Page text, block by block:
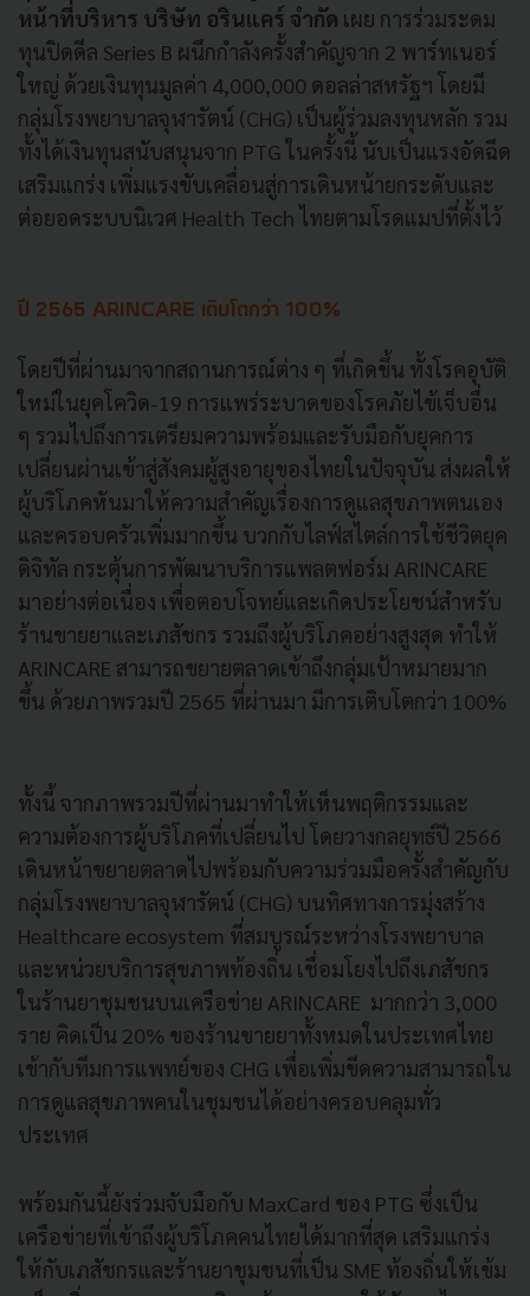
หน้าที่บริหาร บริษัท อรินแคร์ จำกัด เผย การร่วมระดม
ทุนปิดดีล Series B ผนึกกำลังครั้งสำคัญจาก 2 พาร์ทเนอร์
ใหญ่ ด้วยเงินทุนมูลค่า 4,000,000 ดอลล่าสหรัฐฯ โดยมี
กลุ่มโรงพยาบาลจุฬารัตน์ (CHG) เป็นผู้ร่วมลงทุนหลัก รวม
ทั้งได้เงินทุนสนับสนุนจาก PTG ในครั้งนี้ นับเป็นแรงอัดฉีด
เสริมแกร่ง เพิ่มแรงขับเคลื่อนสู่การเดินหน้ายกระดับและ
ต่อยอดระบบนิเวศ Health Tech ไทยตามโรดแมปที่ตั้งไว้
ปี 2565 ARINCARE เติบโตกว่า 100%
โดยปีที่ผ่านมาจากสถานการณ์ต่าง ๆ ที่เกิดขึ้น ทั้งโรคอุบัติ
ใหม่ในยุคโควิด-19 การแพร่ระบาดของโรคภัยไข้เจ็บอื่น
ๆ รวมไปถึงการเตรียมความพร้อมและรับมือกับยุคการ
เปลี่ยนผ่านเข้าสู่สังคมผู้สูงอายุของไทยในปัจจุบัน ส่งผลให้
ผู้บริโภคหันมาให้ความสำคัญเรื่องการดูแลสุขภาพตนเอง
และครอบครัวเพิ่มมากขึ้น บวกกับไลฟ์สไตล์การใช้ชีวิตยุค
ดิจิทัล กระตุ้นการพัฒนาบริการแพลตฟอร์ม ARINCARE
มาอย่างต่อเนื่อง เพื่อตอบโจทย์และเกิดประโยชน์สำหรับ
ร้านขายยาและเภสัชกร รวมถึงผู้บริโภคอย่างสูงสุด ทำให้
ARINCARE สามารถขยายตลาดเข้าถึงกลุ่มเป้าหมายมาก
ขึ้น ด้วยภาพรวมปี 2565 ที่ผ่านมา มีการเติบโตกว่า 100%
ทั้งนี้ จากภาพรวมปีที่ผ่านมาทำให้เห็นพฤติกรรมและ
ความต้องการผู้บริโภคที่เปลี่ยนไป โดยวางกลยุทธ์ปี 2566
เดินหน้าขยายตลาดไปพร้อมกับความร่วมมือครั้งสำคัญกับ
กลุ่มโรงพยาบาลจุฬารัตน์ (CHG) บนทิศทางการมุ่งสร้าง
Healthcare ecosystem ที่สมบูรณ์ระหว่างโรงพยาบาล
และหน่วยบริการสุขภาพท้องถิ่น เชื่อมโยงไปถึงเภสัชกร
ในร้านยาชุมชนบนเครือข่าย ARINCARE มากกว่า 3,000
ราย คิดเป็น 20% ของร้านขายยาทั้งหมดในประเทศไทย
เข้ากับทีมการแพทย์ของ CHG เพื่อเพิ่มขีดความสามารถใน
การดูแลสุขภาพคนในชุมชนได้อย่างครอบคลุมทั่ว
ประเทศ
พร้อมกันนี้ยังร่วมจับมือกับ MaxCard ของ PTG ซึ่งเป็น
เครือข่ายที่เข้าถึงผู้บริโภคคนไทยได้มากที่สุด เสริมแกร่ง
ให้กับเภสัชกรและร้านยาชุมชนที่เป็น SME ท้องถิ่นให้เข้ม